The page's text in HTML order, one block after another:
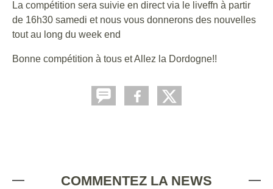
La compétition sera suivie en direct via le liveffn à partir
de 16h30 samedi et nous vous donnerons des nouvelles
tout au long du week end
Bonne compétition à tous et Allez la Dordogne!!
COMMENTEZ LA NEWS